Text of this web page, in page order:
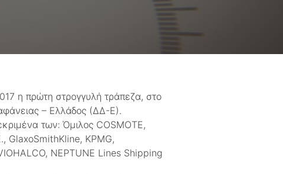
η πρώτη στρογγυλή τράπεζα, στο
– Ελλάδος (ΔΔ-Ε).
των: Όμιλος COSMOTE,
GlaxoSmithKline, KPMG,
NEPTUNE Lines Shipping